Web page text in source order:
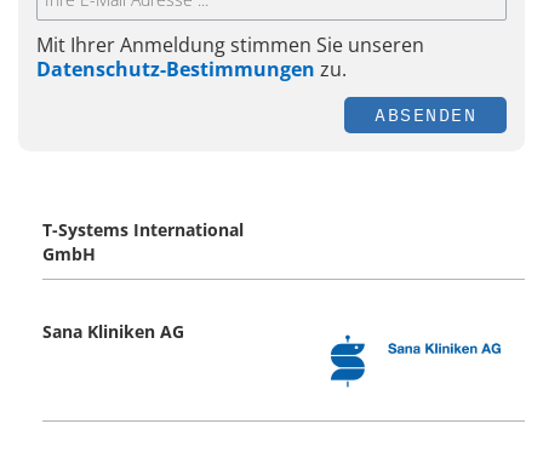
Mit Ihrer Anmeldung stimmen Sie unseren
Datenschutz-Bestimmungen zu.
ABSENDEN
T-Systems International
GmbH
Sana Kliniken AG